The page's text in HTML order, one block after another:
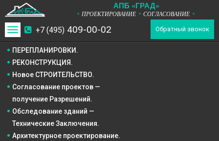
АПБ «ГРАД»
* ПРОЕКТИРОВАНИЕ * СОГЛАСОВАНИЕ *
+7 (495) 409-00-02 Обратный звонок
Toggle
navigation
ПЕРЕПЛАНИРОВКИ.
РЕКОНСТРУКЦИЯ.
Новое СТРОИТЕЛЬСТВО.
Согласование проектов —
получение Разрешений.
Обследование зданий —
Технические Заключения.
Архитектурное проектирование.